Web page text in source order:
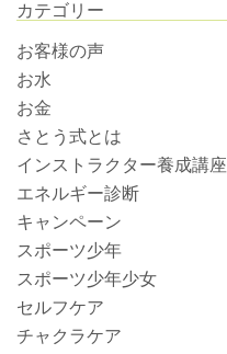
カテゴリー
お客様の声
お水
お金
さとう式とは
インストラクター養成講座
エネルギー診断
キャンペーン
スポーツ少年
スポーツ少年少女
セルフケア
チャクラケア